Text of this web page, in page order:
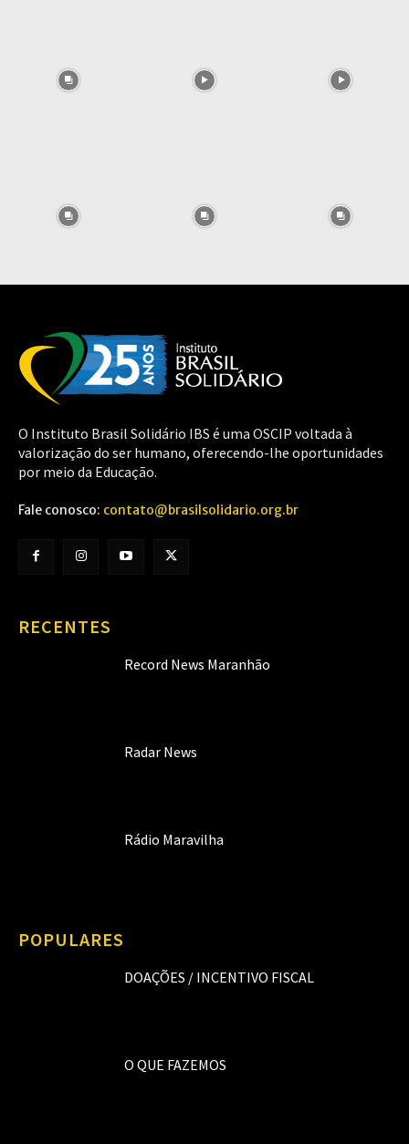
O Instituto Brasil Solidário IBS é uma OSCIP voltada à
valorização do ser humano, oferecendo-lhe oportunidades
por meio da Educação.
Fale conosco: contato@brasilsolidario.org.br
RECENTES
Record News Maranhão
Radar News
Rádio Maravilha
POPULARES
DOAÇÕES / INCENTIVO FISCAL
O QUE FAZEMOS